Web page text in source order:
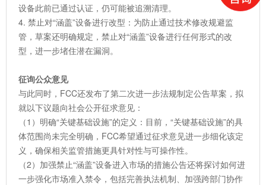
设备此前已通过认证，仍可能被追溯清理。
4. 禁止对“涵盖”设备进行改型：为防止通过技术修改规避监
管，草案还明确规定，禁止对“涵盖”设备进行任何形式的改
型，进一步堵住潜在漏洞。
征询公众意见
与此同时，FCC还发布了第二次进一步法规制定公告草案，拟
就以下议题向社会公开征求意见：
（1）明确“关键基础设施”的定义：目前，“关键基础设施”的具
体范围尚未完全明确，FCC希望通过征求意见进一步细化该定
义，确保相关监管措施更具针对性与可操作性。
（2）加强禁止“涵盖”设备进入市场的措施公告还将探讨如何进
一步强化市场准入禁令，包括完善执法机制、加强跨部门协作